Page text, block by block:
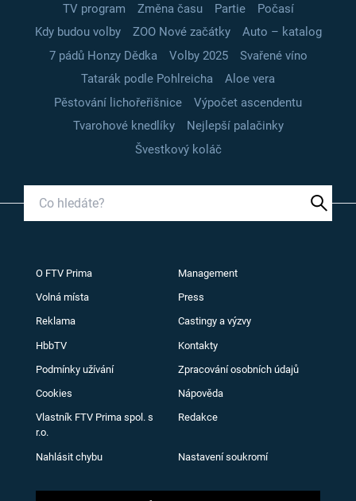
TV program
Změna času Partie
Počasí
Kdy budou volby
ZOO Nové začátky
Auto – katalog
7 pádů Honzy Dědka
Volby 2025
Svařené víno
Tatarák podle Pohlreicha
Aloe vera
Pěstování lichořeřišnice
Výpočet ascendentu
Tvarohové knedlíky
Nejlepší palačinky
Švestkový koláč
O FTV Prima Management
Volná místa Press
Reklama Castingy a výzvy
HbbTV Kontakty
Podmínky užívání Zpracování osobních údajů
Cookies Nápověda
Vlastník FTV Prima spol. s
r.o.
Redakce
Nahlásit chybu Nastavení soukromí